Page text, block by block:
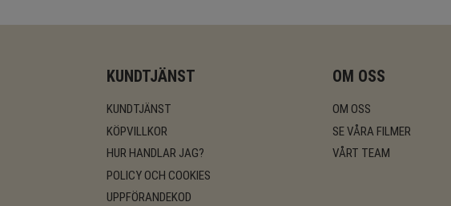
KUNDTJÄNST
KUNDTJÄNST
KÖPVILLKOR
HUR HANDLAR JAG?
POLICY OCH COOKIES
UPPFÖRANDEKOD
OM OSS
OM OSS
SE VÅRA FILMER
VÅRT TEAM